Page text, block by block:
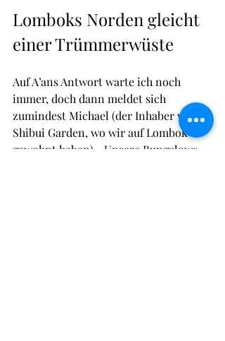
Lomboks Norden gleicht
einer Trümmerwüste
Auf A’ans Antwort warte ich noch
immer, doch dann meldet sich
zumindest Michael (der Inhaber von
Shibui Garden, wo wir auf Lombok
gewohnt haben). „Unsere Bungalows